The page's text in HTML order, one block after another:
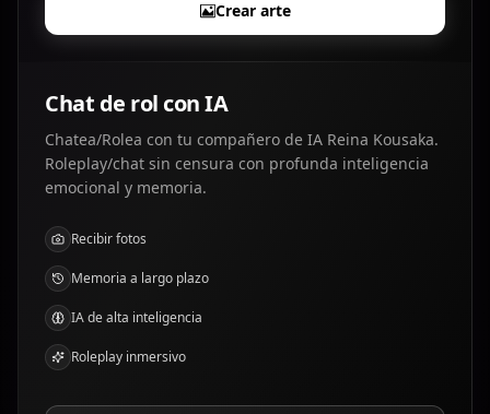
Crear arte
Chat de rol con IA
Chatea/Rolea con tu compañero de IA Reina Kousaka.
Roleplay/chat sin censura con profunda inteligencia
emocional y memoria.
Recibir fotos
Memoria a largo plazo
IA de alta inteligencia
Roleplay inmersivo